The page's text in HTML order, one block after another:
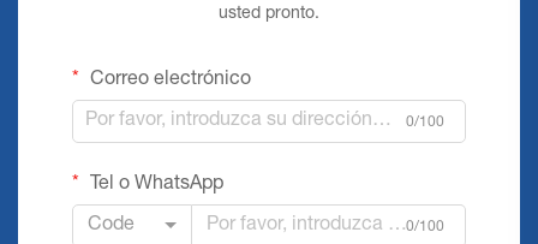
usted pronto.
Correo electrónico
0/100
Tel o WhatsApp
Code 0/100